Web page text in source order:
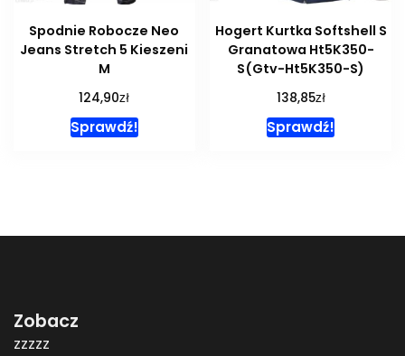
Spodnie Robocze Neo
Jeans Stretch 5 Kieszeni
M
124,90zł
Sprawdź!
Hogert Kurtka Softshell S
Granatowa Ht5K350-
S(Gtv-Ht5K350-S)
138,85zł
Sprawdź!
Zobacz
zzzzz